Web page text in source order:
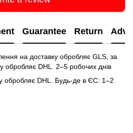
Guarantee Return
на доставку обробляє GLS, за
обробляє DHL. 2–5 робочих днів
обробляє DHL. Будь-де в ЄС: 1–2